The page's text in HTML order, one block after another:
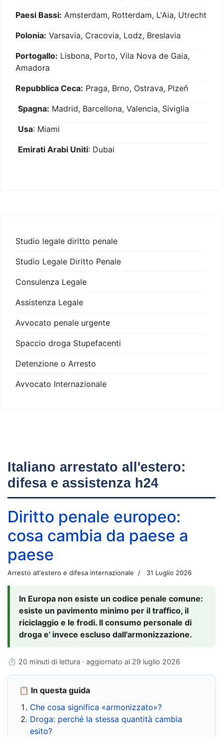
Paesi Bassi: Amsterdam, Rotterdam, L'Aia, Utrecht
Polonia: Varsavia, Cracovia, Lodz, Breslavia
Portogallo: Lisbona, Porto, Vila Nova de Gaia,
Amadora
Repubblica Ceca: Praga, Brno, Ostrava, Plzeň
Spagna: Madrid, Barcellona, Valencia, Siviglia
Usa: Miami
Emirati Arabi Uniti: Dubai
Studio legale diritto penale
Studio Legale Diritto Penale
Consulenza Legale
Assistenza Legale
Avvocato penale urgente
Spaccio droga Stupefacenti
Detenzione o Arresto
Avvocato Internazionale
Italiano arrestato all'estero:
difesa e assistenza h24
Diritto penale europeo:
cosa cambia da paese a
paese
Arresto all'estero e difesa internazionale 31 Luglio 2026
In Europa non esiste un codice penale comune:
esiste un pavimento minimo per il traffico, il
riciclaggio e le frodi. Il consumo personale di
droga e' invece escluso dall'armonizzazione.
⏱ 20 minuti di lettura · aggiornato al 29 luglio 2026
📋 In questa guida
Che cosa significa «armonizzato»?
Droga: perché la stessa quantità cambia
esito?